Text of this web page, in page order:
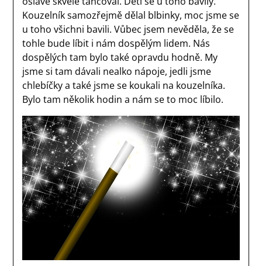
Kouzelník samozřejmě dělal blbinky, moc jsme se
u toho všichni bavili. Vůbec jsem nevěděla, že se
tohle bude líbit i nám dospělým lidem. Nás
dospělých tam bylo také opravdu hodně. My
jsme si tam dávali nealko nápoje, jedli jsme
chlebíčky a také jsme se koukali na kouzelníka.
Bylo tam několik hodin a nám se to moc líbilo.